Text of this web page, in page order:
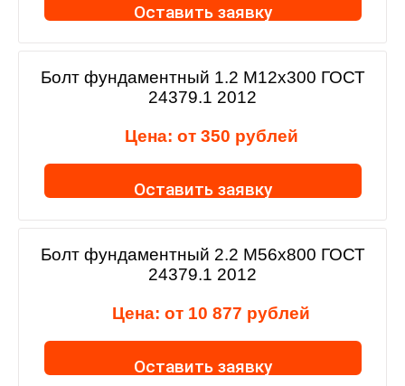
Оставить заявку
Болт фундаментный 1.2 М12х300 ГОСТ
24379.1 2012
Цена: от 350 рублей
Оставить заявку
Болт фундаментный 2.2 М56х800 ГОСТ
24379.1 2012
Цена: от 10 877 рублей
Оставить заявку